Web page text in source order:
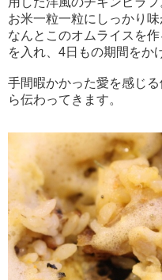
お米一粒一粒にしっかり
なんとこのオムライスを
を入れ、4日もの期間をか
手間暇かかった愛を感じ
ら伝わってきます。